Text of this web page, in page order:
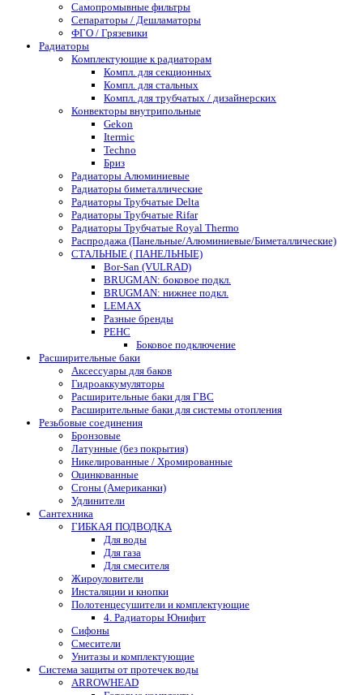
Самопромывные фильтры
Сепараторы / Дешламаторы
ФГО / Грязевики
Радиаторы
Комплектующие к радиаторам
Компл. для секционных
Компл. для стальных
Компл. для трубчатых / дизайнерских
Конвекторы внутрипольные
Gekon
Itermic
Techno
Бриз
Радиаторы Алюминиевые
Радиаторы биметаллические
Радиаторы Трубчатые Delta
Радиаторы Трубчатые Rifar
Радиаторы Трубчатые Royal Thermo
Распродажа (Панельные/Алюминиевые/Биметаллические)
СТАЛЬНЫЕ ( ПАНЕЛЬНЫЕ)
Bor-San (VULRAD)
BRUGMAN: боковое подкл.
BRUGMAN: нижнее подкл.
LEMAX
Разные бренды
РЕНС
Боковое подключение
Расширительные баки
Аксессуары для баков
Гидроаккумуляторы
Расширительные баки для ГВС
Расширительные баки для системы отопления
Резьбовые соединения
Бронзовые
Латунные (без покрытия)
Никелированные / Хромированные
Оцинкованные
Сгоны (Американки)
Удлинители
Сантехника
ГИБКАЯ ПОДВОДКА
Для воды
Для газа
Для смесителя
Жироуловители
Инсталяции и кнопки
Полотенцесушители и комплектующие
4. Радиаторы Юнифит
Сифоны
Смесители
Унитазы и комплектующие
Система защиты от протечек воды
ARROWHEAD